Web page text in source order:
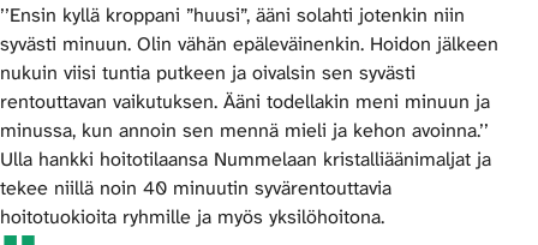
’’Ensin kyllä kroppani ”huusi”, ääni solahti jotenkin niin
syvästi minuun. Olin vähän epäleväinenkin. Hoidon jälkeen
nukuin viisi tuntia putkeen ja oivalsin sen syvästi
rentouttavan vaikutuksen. Ääni todellakin meni minuun ja
minussa, kun annoin sen mennä mieli ja kehon avoinna.’’
Ulla hankki hoitotilaansa Nummelaan kristalliäänimaljat ja
tekee niillä noin 40 minuutin syvärentouttavia
hoitotuokioita ryhmille ja myös yksilöhoitona.